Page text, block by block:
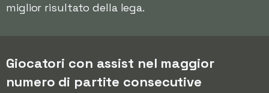
miglior risultato della lega.
Giocatori con assist nel maggior
numero di partite consecutive